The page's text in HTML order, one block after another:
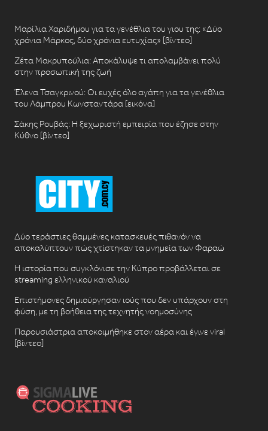
Μαρίλια Χαριδήμου για τα γενέθλια του γιου της: «Δύο
χρόνια Μάρκος, δύο χρόνια ευτυχίας» [βίντεο]
Ζέτα Μακρυπούλια: Αποκάλυψε τι απολαμβάνει πολύ
στην προσωπική της ζωή
Έλενα Τσαγκρινού: Οι ευχές όλο αγάπη για τα γενέθλια
του Λάμπρου Κωνσταντάρα [εικόνα]
Σάκης Ρουβάς: Η ξεχωριστή εμπειρία που έζησε στην
Κύθνο [βίντεο]
Δύο τεράστιες θαμμένες κατασκευές πιθανόν να
αποκαλύπτουν πώς χτίστηκαν τα μνημεία των Φαραώ
Η ιστορία που συγκλόνισε την Κύπρο προβάλλεται σε
streaming ελληνικού καναλιού
Επιστήμονες δημιούργησαν ιούς που δεν υπάρχουν στη
φύση, με τη βοήθεια της τεχνητής νοημοσύνης
Παρουσιάστρια αποκοιμήθηκε στον αέρα και έγινε viral
[βίντεο]